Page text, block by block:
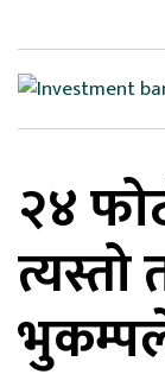
२४
त्यस्तो